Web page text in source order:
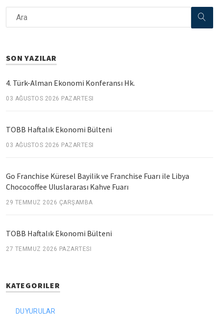
SON YAZILAR
4. Türk-Alman Ekonomi Konferansı Hk.
03 AĞUSTOS 2026 PAZARTESI
TOBB Haftalık Ekonomi Bülteni
03 AĞUSTOS 2026 PAZARTESI
Go Franchise Küresel Bayilik ve Franchise Fuarı ile Libya
Chococoffee Uluslararası Kahve Fuarı
29 TEMMUZ 2026 ÇARŞAMBA
TOBB Haftalık Ekonomi Bülteni
27 TEMMUZ 2026 PAZARTESI
KATEGORILER
DUYURULAR